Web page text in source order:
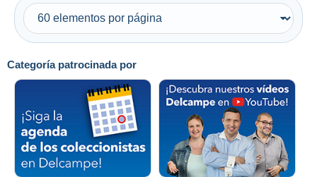
Categoría patrocinada por